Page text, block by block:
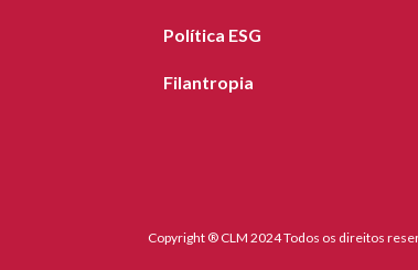
Política ESG
Filantropia
Copyright ® CLM 2024 Todos os direitos